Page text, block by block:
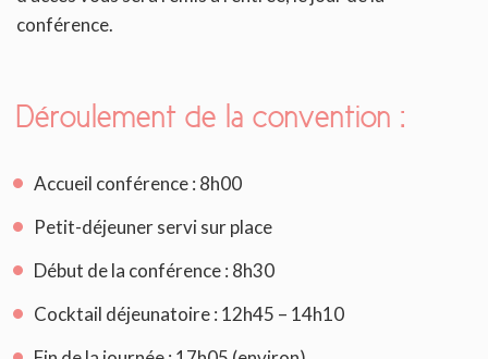
conférence.
Déroulement de la convention :
Accueil conférence : 8h00
Petit-déjeuner servi sur place
Début de la conférence : 8h30
Cocktail déjeunatoire : 12h45 – 14h10